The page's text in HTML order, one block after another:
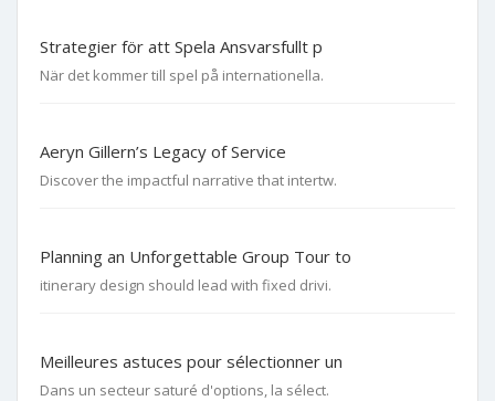
Strategier för att Spela Ansvarsfullt p
När det kommer till spel på internationella.
Aeryn Gillern’s Legacy of Service
Discover the impactful narrative that intertw.
Planning an Unforgettable Group Tour to
itinerary design should lead with fixed drivi.
Meilleures astuces pour sélectionner un
Dans un secteur saturé d'options, la sélect.